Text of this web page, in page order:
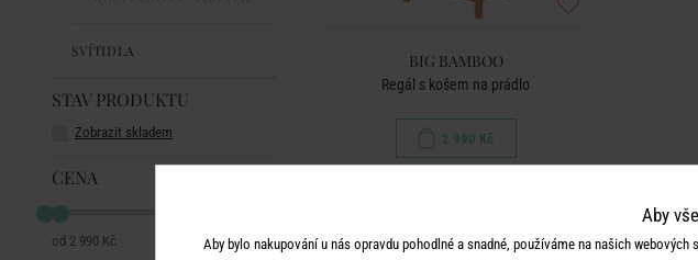
SVÍTIDLA
STAV PRODUKTU
Zobrazit skladem
CENA
2 990 Kč 2 990 Kč
BIG BAMBOO
Regál s košem na prádlo
2 990 Kč
Aby
Aby bylo nakupování u nás opravdu pohodlné a snadné, používáme na našich